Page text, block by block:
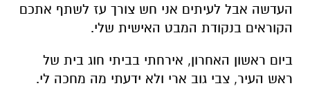
העדשה אבל לעיתים אני חש צורך עז לשתף אתכם
הקוראים בנקודת המבט האישית שלי.
ביום ראשון האחרון, אירחתי בביתי חוג בית של
ראש העיר, צבי גוב ארי ולא ידעתי מה מחכה לי.